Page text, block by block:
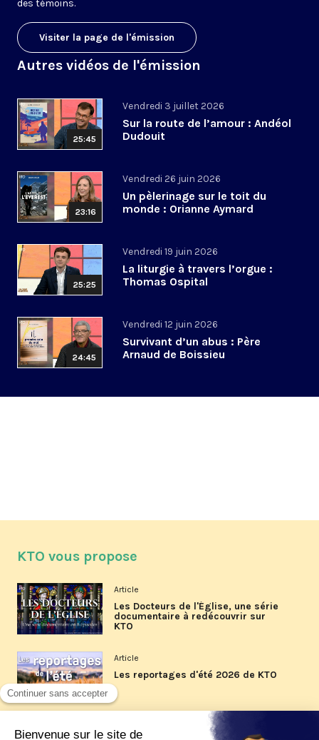
des témoins.
Visiter la page de l'émission
Autres vidéos de l'émission
25:45
Vendredi 3 juillet 2026
Sur la route de l’amour : Andéol
Dudouit
23:16
Vendredi 26 juin 2026
Un pèlerinage sur le toit du
monde : Orianne Aymard
25:25
Vendredi 19 juin 2026
La liturgie à travers l’orgue :
Thomas Ospital
24:45
Vendredi 12 juin 2026
Survivant d’un abus : Père
Arnaud de Boissieu
KTO vous propose
Article
Les Docteurs de l'Église, une série
documentaire à redécouvrir sur
KTO
Article
Les reportages d'été 2026 de KTO